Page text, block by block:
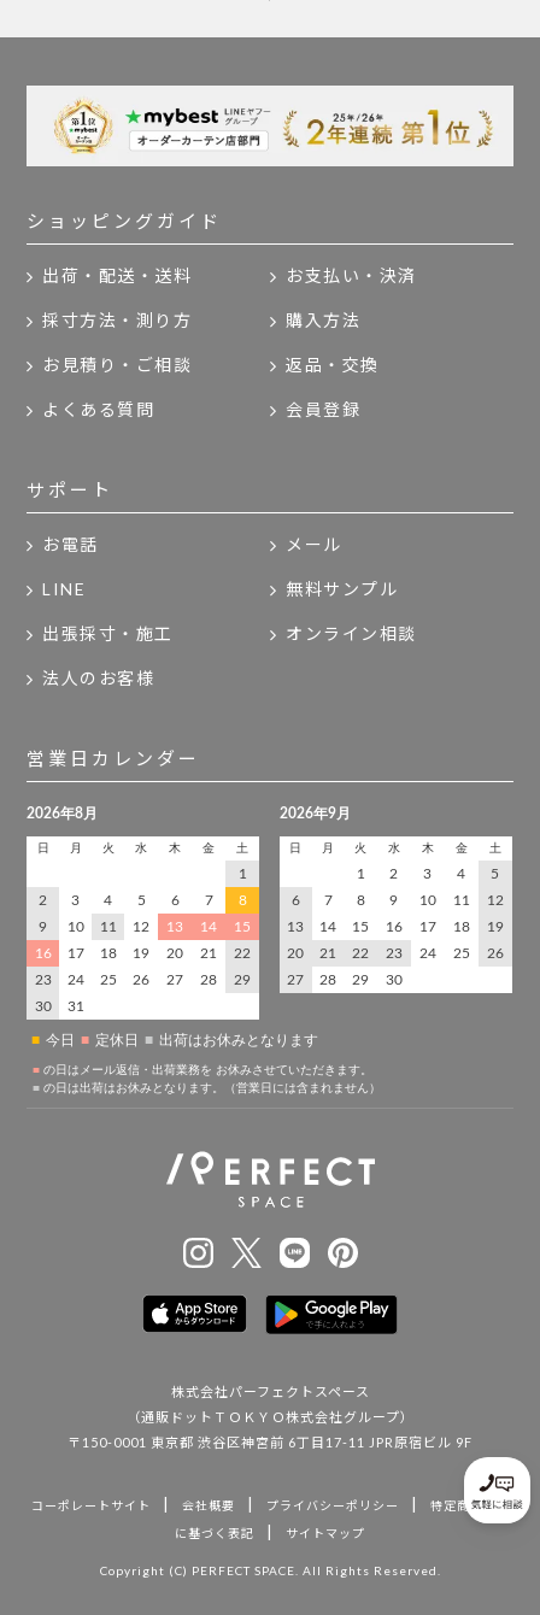
ショッピングガイド
出荷・配送・送料 お支払い・決済
採寸方法・測り方 購入方法
お見積り・ご相談 返品・交換
よくある質問 会員登録
サポート
お電話 メール
LINE 無料サンプル
出張採寸・施工 オンライン相談
法人のお客様
営業日カレンダー
株式会社パーフェクトスペース
（通販ドットＴＯＫＹＯ株式会社グループ）
〒150-0001 東京都 渋谷区神宮前 6丁目17-11 JPR原宿ビル 9F
コーポレートサイト | 会社概要 | プライバシーポリシー |
特定商取引法
に基づく表記
| サイトマップ
Copyright (C) PERFECT SPACE. All Rights Reserved.